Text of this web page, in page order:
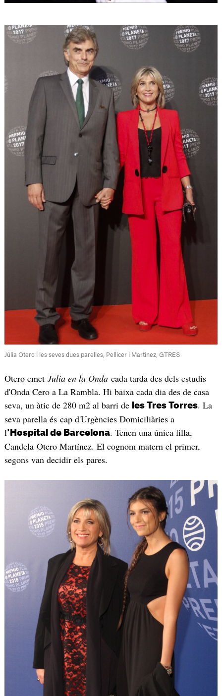
Júlia Otero i les seves dues parelles, Pellicer i Martínez, GTRES
Otero emet Julia en la Ondacada tarda des dels estudis
d'Onda Cero a La Rambla. Hi baixa cada dia des de casa
seva, un àtic de 280 m2 al barri de les Tres Torres. La
seva parella és cap d'Urgències Domiciliàries a
l'Hospital de Barcelona. Tenen una única filla,
Candela Otero Martínez. El cognom matern el primer,
segons van decidir els pares.